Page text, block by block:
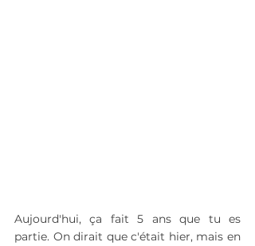
Aujourd'hui, ça fait 5 ans que tu es
partie. On dirait que c'était hier, mais en